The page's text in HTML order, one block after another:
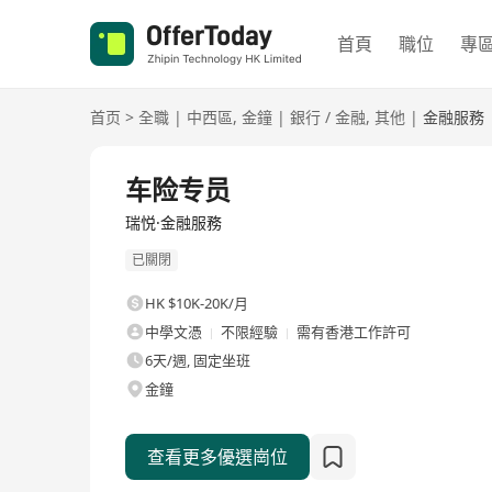
首頁 職位 專
首页 > 全職 | 中西區, 金鐘 | 銀行 / 金融, 其他 | 金融服務
车险专员
瑞悦·金融服務
已關閉
HK $10K-20K/月
中學文憑
不限經驗
需有香港工作許可
6天/週, 固定坐班
金鐘
查看更多優選崗位